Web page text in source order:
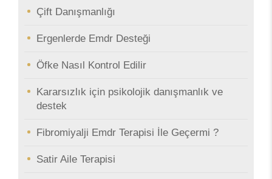
Çift Danışmanlığı
Ergenlerde Emdr Desteği
Öfke Nasıl Kontrol Edilir
Kararsızlık için psikolojik danışmanlık ve
destek
Fibromiyalji Emdr Terapisi İle Geçermi ?
Satir Aile Terapisi